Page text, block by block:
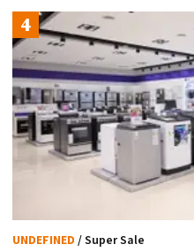
UNDEFINED / Super Sale